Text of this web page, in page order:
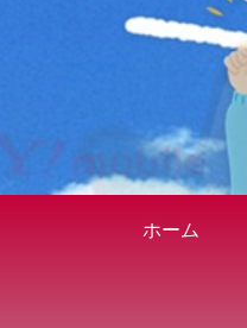
ホーム